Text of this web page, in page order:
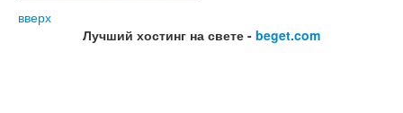
вверх
Лучший хостинг на свете - beget.com